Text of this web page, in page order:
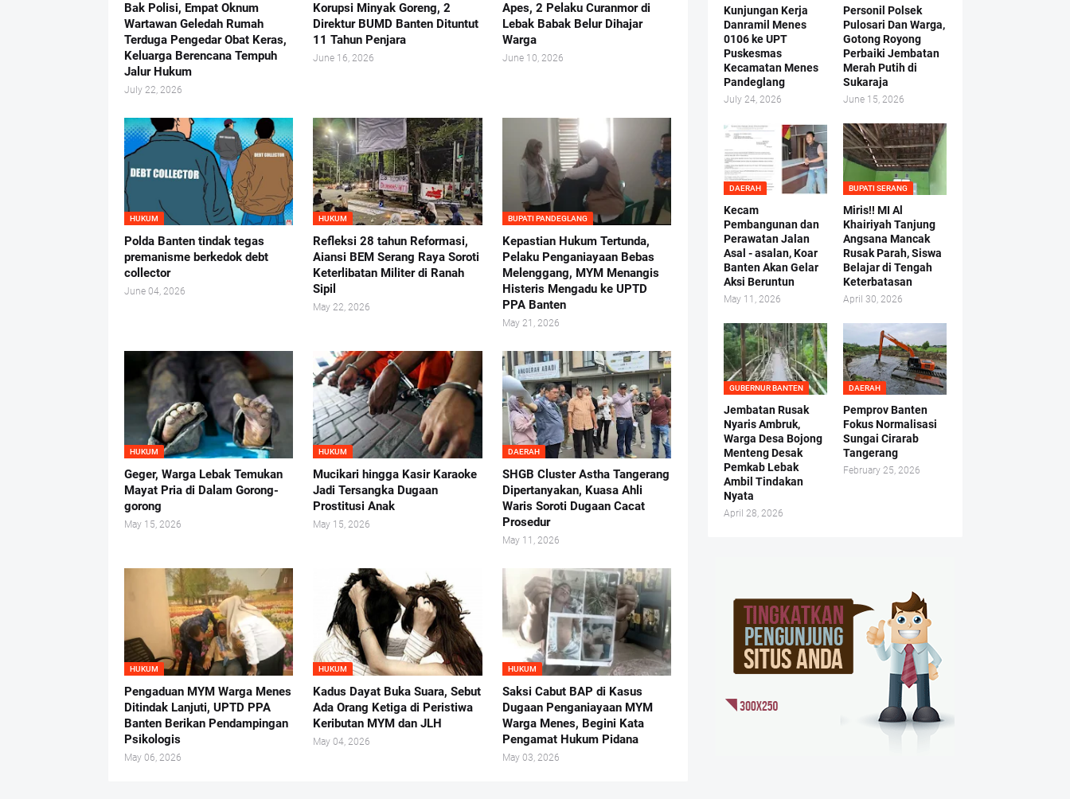
Bak Polisi, Empat Oknum
Wartawan Geledah Rumah
Terduga Pengedar Obat Keras,
Keluarga Berencana Tempuh
Jalur Hukum
July 22, 2026
Korupsi Minyak Goreng, 2
Direktur BUMD Banten Dituntut
11 Tahun Penjara
June 16, 2026
Apes, 2 Pelaku Curanmor di
Lebak Babak Belur Dihajar
Warga
June 10, 2026
HUKUM
Polda Banten tindak tegas
premanisme berkedok debt
collector
June 04, 2026
HUKUM
Refleksi 28 tahun Reformasi,
Aiansi BEM Serang Raya Soroti
Keterlibatan Militer di Ranah
Sipil
May 22, 2026
BUPATI PANDEGLANG
Kepastian Hukum Tertunda,
Pelaku Penganiayaan Bebas
Melenggang, MYM Menangis
Histeris Mengadu ke UPTD
PPA Banten
May 21, 2026
HUKUM
Geger, Warga Lebak Temukan
Mayat Pria di Dalam Gorong-
gorong
May 15, 2026
HUKUM
Mucikari hingga Kasir Karaoke
Jadi Tersangka Dugaan
Prostitusi Anak
May 15, 2026
DAERAH
SHGB Cluster Astha Tangerang
Dipertanyakan, Kuasa Ahli
Waris Soroti Dugaan Cacat
Prosedur
May 11, 2026
HUKUM
Pengaduan MYM Warga Menes
Ditindak Lanjuti, UPTD PPA
Banten Berikan Pendampingan
Psikologis
May 06, 2026
HUKUM
Kadus Dayat Buka Suara, Sebut
Ada Orang Ketiga di Peristiwa
Keributan MYM dan JLH
May 04, 2026
HUKUM
Saksi Cabut BAP di Kasus
Dugaan Penganiayaan MYM
Warga Menes, Begini Kata
Pengamat Hukum Pidana
May 03, 2026
Kunjungan Kerja
Danramil Menes
0106 ke UPT
Puskesmas
Kecamatan Menes
Pandeglang
July 24, 2026
Personil Polsek
Pulosari Dan Warga,
Gotong Royong
Perbaiki Jembatan
Merah Putih di
Sukaraja
June 15, 2026
DAERAH
Kecam
Pembangunan dan
Perawatan Jalan
Asal - asalan, Koar
Banten Akan Gelar
Aksi Beruntun
May 11, 2026
BUPATI SERANG
Miris!! MI Al
Khairiyah Tanjung
Angsana Mancak
Rusak Parah, Siswa
Belajar di Tengah
Keterbatasan
April 30, 2026
GUBERNUR BANTEN
Jembatan Rusak
Nyaris Ambruk,
Warga Desa Bojong
Menteng Desak
Pemkab Lebak
Ambil Tindakan
Nyata
April 28, 2026
DAERAH
Pemprov Banten
Fokus Normalisasi
Sungai Cirarab
Tangerang
February 25, 2026